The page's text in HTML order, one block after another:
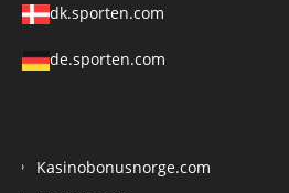
dk.sporten.com
de.sporten.com
Kasinobonusnorge.com